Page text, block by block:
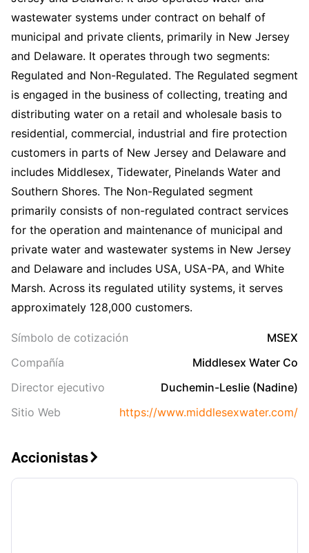
wastewater systems under contract on behalf of
municipal and private clients, primarily in New Jersey
and Delaware. It operates through two segments:
Regulated and Non-Regulated. The Regulated segment
is engaged in the business of collecting, treating and
distributing water on a retail and wholesale basis to
residential, commercial, industrial and fire protection
customers in parts of New Jersey and Delaware and
includes Middlesex, Tidewater, Pinelands Water and
Southern Shores. The Non-Regulated segment
primarily consists of non-regulated contract services
for the operation and maintenance of municipal and
private water and wastewater systems in New Jersey
and Delaware and includes USA, USA-PA, and White
Marsh. Across its regulated utility systems, it serves
approximately 128,000 customers.
Símbolo de cotización
MSEX
Compañía
Middlesex Water Co
Director ejecutivo
Duchemin-Leslie (Nadine)
Sitio Web
https://www.middlesexwater.com/
Accionistas